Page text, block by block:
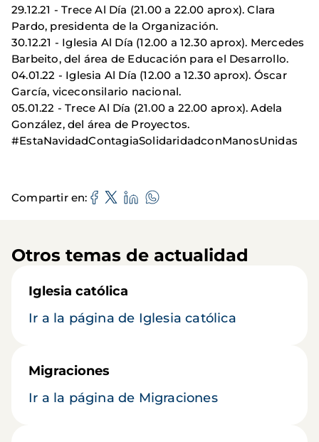
29.12.21 - Trece Al Día (21.00 a 22.00 aprox). Clara
Pardo, presidenta de la Organización.
30.12.21 - Iglesia Al Día (12.00 a 12.30 aprox). Mercedes
Barbeito, del área de Educación para el Desarrollo.
04.01.22 - Iglesia Al Día (12.00 a 12.30 aprox). Óscar
García, viceconsilario nacional.
05.01.22 - Trece Al Día (21.00 a 22.00 aprox). Adela
González, del área de Proyectos.
#EstaNavidadContagiaSolidaridadconManosUnidas
Compartir en
Otros temas de actualidad
Iglesia católica
Ir a la página de Iglesia católica
Migraciones
Ir a la página de Migraciones